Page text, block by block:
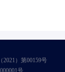
）第00159号
号